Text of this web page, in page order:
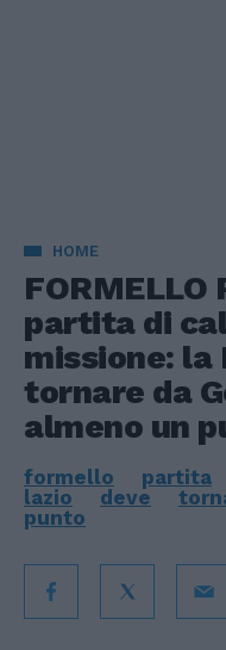
HOME
FORMELLO
partita di
missione: la
tornare da
almeno un
formello partita
lazio
deve
punto